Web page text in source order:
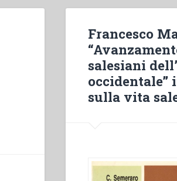
Francesco
salesiani
occidentale”
sulla vita